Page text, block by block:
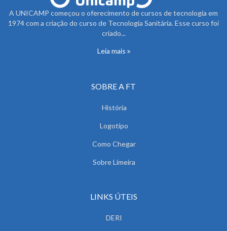
A UNICAMP começou o oferecimento de cursos de tecnologia em
1974 com a criação do curso de Tecnologia Sanitária. Esse curso foi
criado...
Leia mais
SOBRE A FT
História
Logotipo
Como Chegar
Sobre Limeira
LINKS ÚTEIS
DERI